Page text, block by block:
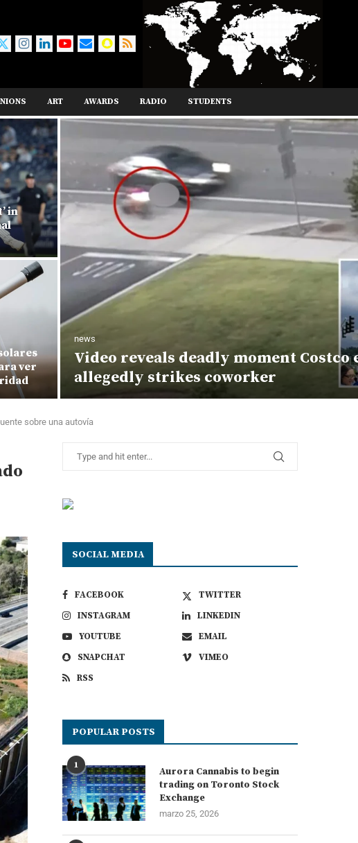
ART AWARDS RADIO STUDENTS
in
ver
news
Video reveals deadly moment Costco
allegedly strikes coworker
sobre una autovía
SOCIAL MEDIA
FACEBOOK
TWITTER
INSTAGRAM
LINKEDIN
YOUTUBE
EMAIL
SNAPCHAT
VIMEO
RSS
POPULAR POSTS
1
Aurora Cannabis to begin
trading on Toronto Stock
Exchange
marzo 25, 2026